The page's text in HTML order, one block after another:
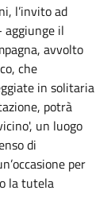
l’invito ad
il
avvolto
che
in solitaria
potrà
un luogo
di
per
la tutela